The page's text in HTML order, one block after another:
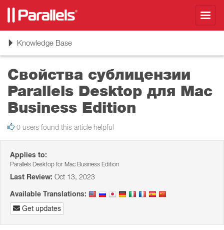
ToggleKnowledge Base
Свойства сублицензии
Parallels Desktop для Mac
Business Edition
0 users found this article helpful
Applies to:
Parallels Desktop for Mac Business Edition
Last Review: Oct 13, 2023
Available Translations:
Get updates